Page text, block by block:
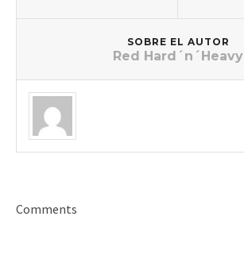
SOBRE EL AUTOR
Red Hard´n´Heavy
Comments